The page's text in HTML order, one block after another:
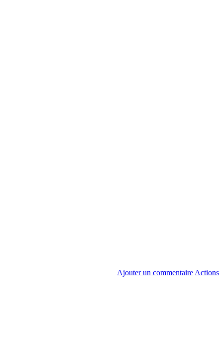
Ajouter un commentaire Actions